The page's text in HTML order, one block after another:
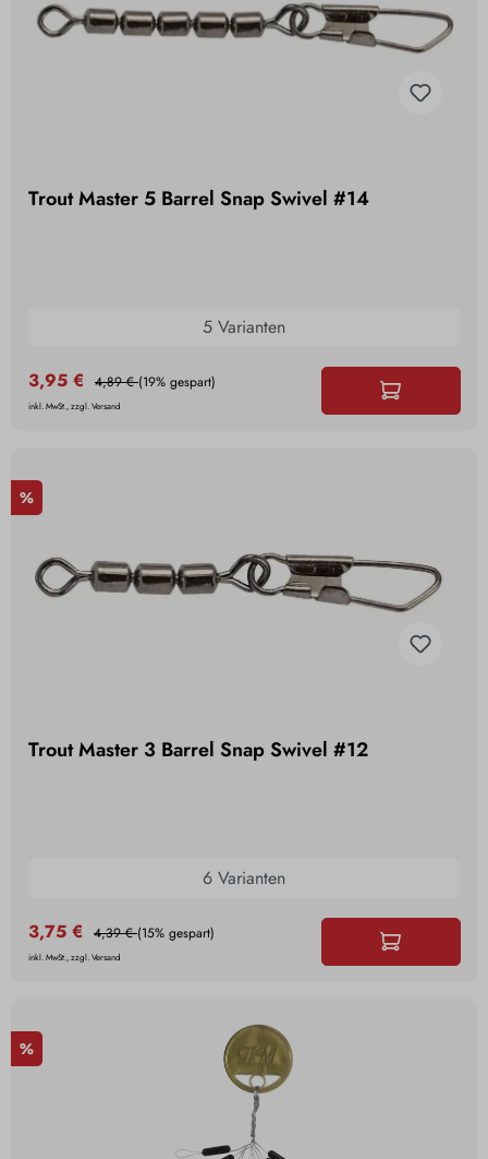
Trout Master 5 Barrel Snap Swivel #14
5 Varianten
3,95 € 4,89 €(19% gespart)
inkl. MwSt., zzgl. Versand
%
Trout Master 3 Barrel Snap Swivel #12
6 Varianten
3,75 € 4,39 €(15% gespart)
inkl. MwSt., zzgl. Versand
%